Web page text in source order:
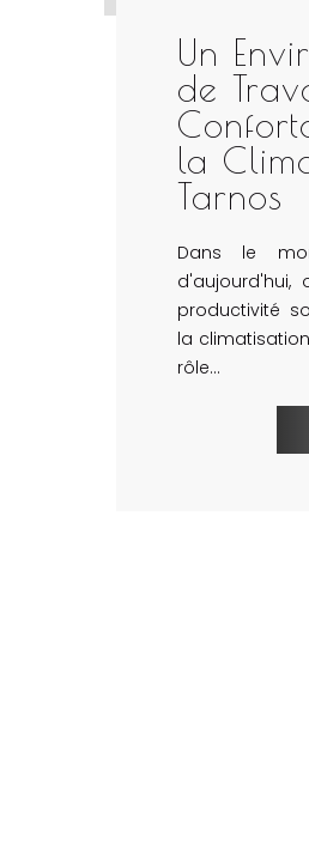
Un
de
la
Tarnos
Dans le
productivité
la
rôle…